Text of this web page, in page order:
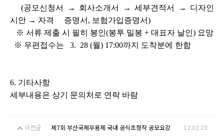
(공모신청서 → 회사소개서 → 세부견적서 → 디자인
시안 → 자격 증명서, 보험가입증명서)
※ 서류 제출 시 필히 봉인(봉투 밀봉 + 대표자 날인) 요망
※ 우편접수는 3. 28 (월) 17:00까지 도착분에 한함
6. 기타사항
세부내용은 상기 문의처로 연락 바람
이전글 제7회 부산국제무용제 국내 공식초청작 공모요강 12.02.23